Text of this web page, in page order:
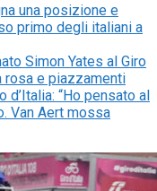
una posizione e
primo degli italiani a
Simon Yates al Giro
rosa e piazzamenti
d’Italia: “Ho pensato al
Van Aert mossa